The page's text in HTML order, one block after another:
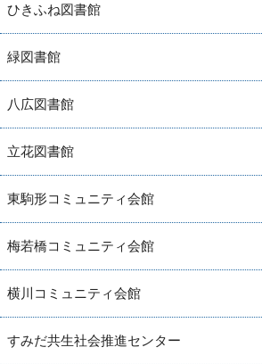
ひきふね図書館
緑図書館
八広図書館
立花図書館
東駒形コミュニティ会館
梅若橋コミュニティ会館
横川コミュニティ会館
すみだ共生社会推進センター